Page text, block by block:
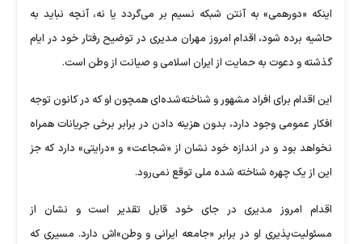
اینکه «دورهمی» به آنتن شبکه نسیم بر می‌گردد یا نه، آنچه نباید به
حاشیه برده شود، اقدام امروز مهران مدیری در توضیح رفتار خود در ایام
گذشته و دعوت به حمایت از ایران اسلامی و صیانت از وطن است.
این اقدام برای افراد مشهور و شناخته‌شده‌ای همچون او که در کانون توجه
افکار عمومی وجود دارد، بدون هزینه دادن در برابر برخی جریانات همراه
نخواهد بود و در اندازه خود نشان از «شجاعت» و «درایتی» دارد که جز
این از یک چهره شناخته شده ملی توقع نمی‌رود.
اقدام امروز مدیری در جای خود قابل تقدیر است و نشان از
مسئولیت‌پذیری او در برابر «جامعه ایرانی و وطن»‌اش دارد. مسیری که